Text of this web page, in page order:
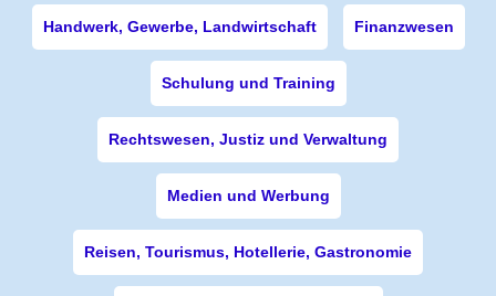
Handwerk, Gewerbe, Landwirtschaft Finanzwesen
Schulung und Training
Rechtswesen, Justiz und Verwaltung
Medien und Werbung
Reisen, Tourismus, Hotellerie, Gastronomie